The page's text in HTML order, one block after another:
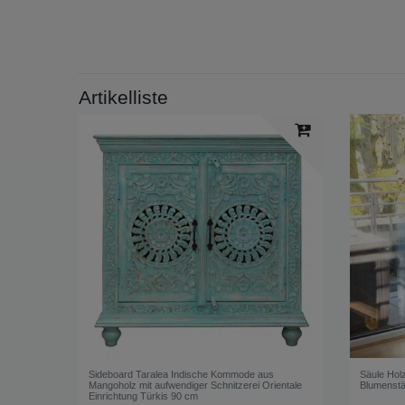
Artikelliste
Sideboard Taralea Indische Kommode aus
Mangoholz mit aufwendiger Schnitzerei Orientale
Einrichtung Türkis 90 cm
Säule